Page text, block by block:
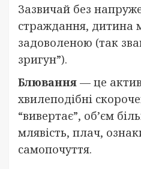
Зазвичай без
страждання, дитина
задоволеною (так
зригун”).
Блювання — це
хвилеподібні
“вивертає”, об’єм
млявість, плач,
самопочуття.